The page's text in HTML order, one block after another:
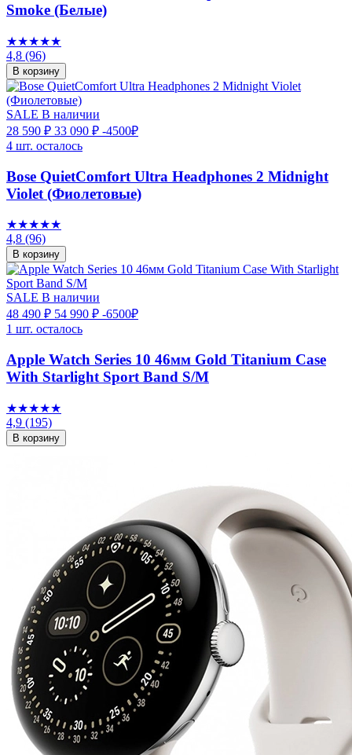
Smoke (Белые)
★★★★★
4,8 (96)
В корзину
SALE В наличии
28 590 ₽ 33 090 ₽ -4500₽
4 шт. осталось
Bose QuietComfort Ultra Headphones 2 Midnight
Violet (Фиолетовые)
★★★★★
4,8 (96)
В корзину
SALE В наличии
48 490 ₽ 54 990 ₽ -6500₽
1 шт. осталось
Apple Watch Series 10 46мм Gold Titanium Case
With Starlight Sport Band S/M
★★★★★
4,9 (195)
В корзину